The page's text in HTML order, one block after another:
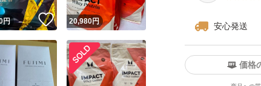
安心発送
価格
円 いいね！
20,980円